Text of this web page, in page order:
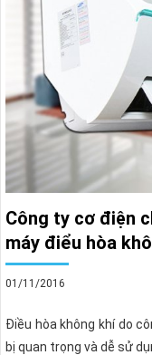
Công ty cơ điện
máy điểu hòa
01/11/2016
Điều hòa không khí do
bị quan trọng và dễ sử